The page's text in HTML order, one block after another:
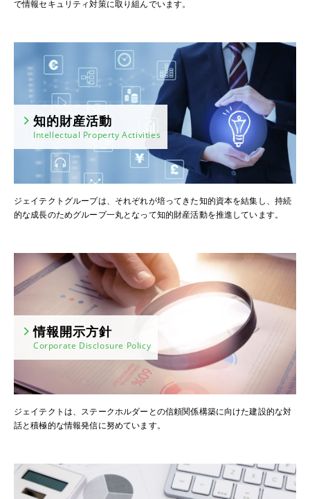
で情報セキュリティ対策に取り組んでいます。
知的財産活動
Intellectual Property Activities
ジェイテクトグループは、それぞれが培ってきた知的資本を結集し、持続
的な成長のためグループ一丸となって知的財産活動を推進しています。
情報開示方針
Corporate Disclosure Policy
ジェイテクトは、ステークホルダーとの信頼関係構築に向けた建設的な対
話と積極的な情報発信に努めています。